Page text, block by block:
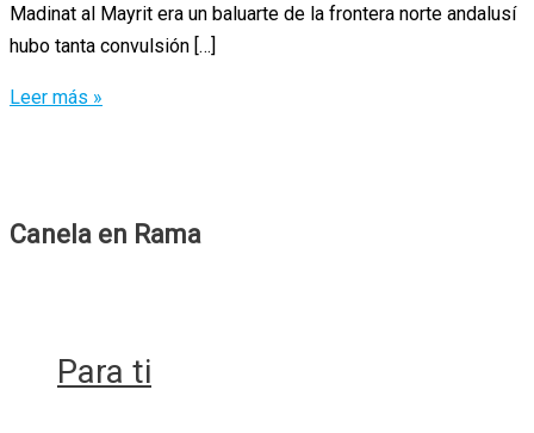
Madinat al Mayrit era un baluarte de la frontera norte andalusí
hubo tanta convulsión […]
Carta
Madrileños
Leer más »
Canela en Rama
Para ti